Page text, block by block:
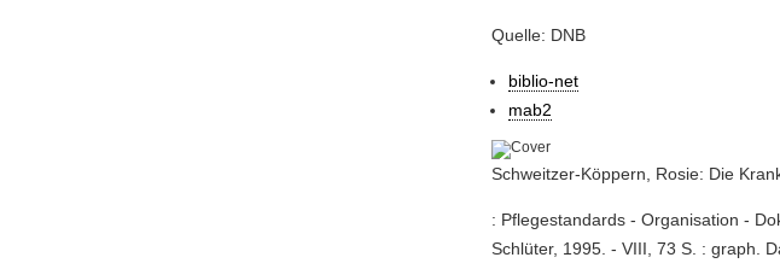
Quelle: DNB
biblio-net
mab2
Schweitzer-Köppern, Rosie: Die
: Pflegestandards - Organisation -
Schlüter, 1995. - VIII, 73 S. : graph.